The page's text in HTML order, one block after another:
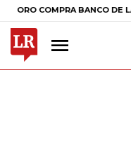
COMPRA BANCO DE LA